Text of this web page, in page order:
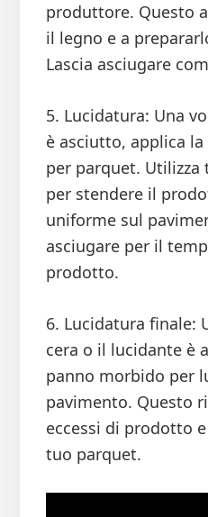
produttore. Questo
il legno e a
Lascia asciugare
5. Lucidatura: Una
è asciutto, applica
per parquet.
per stendere il
uniforme sul
asciugare per il
prodotto.
6. Lucidatura finale:
cera o il lucidante è
panno morbido per
pavimento. Questo
eccessi di prodotto
tuo parquet.